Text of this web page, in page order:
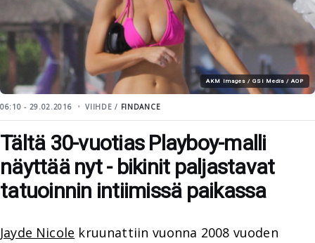
AKM Images / GSI Media / AOP
06:10 - 29.02.2016 VIIHDE / FINDANCE
Tältä 30-vuotias Playboy-malli
näyttää nyt - bikinit paljastavat
tatuoinnin intiimissä paikassa
Jayde Nicole kruunattiin vuonna 2008 vuoden